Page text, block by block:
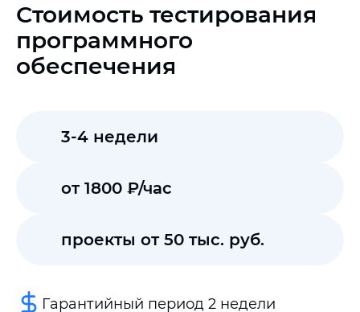
Стоимость тестирования
программного
обеспечения
3-4 недели
от 1800 ₽/час
проекты от 50 тыс. руб.
Гарантийный период 2 недели